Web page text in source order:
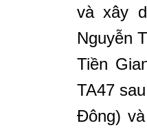
và xây
Nguyễn
Tiền
TA47
Đông)